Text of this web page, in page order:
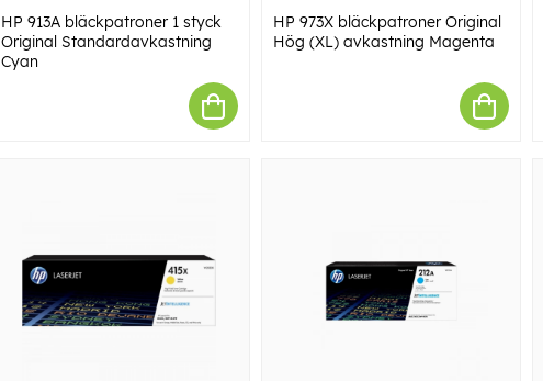
HP 913A bläckpatroner 1 styck
Original Standardavkastning
Cyan
HP 973X bläckpatroner Original
Hög (XL) avkastning Magenta